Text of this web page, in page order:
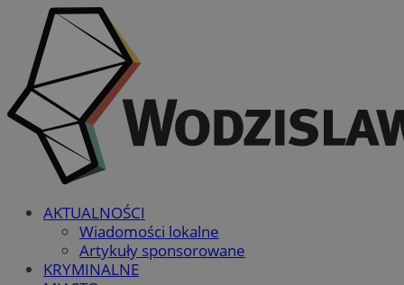
AKTUALNOŚCI
Wiadomości lokalne
Artykuły sponsorowane
KRYMINALNE